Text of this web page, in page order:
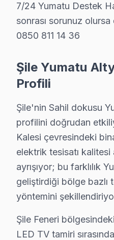
Şile Yumatu servis
Şile Yumatu uzman
Şile'de Yumatu teknik
Şile Yumatu servis ekibi
Fabrika Servis
Saha gözlemlerimiz —
Şile'deki Yumatu
Şile'de son
— %76 aynı gün teslim
— %16 2-3 gün içinde
Yumatu konusundaki
7/24 Yumatu Destek
sonrası sorunuz olursa
0850 811 14 36
Şile Yumatu
Profili
Şile'nin Sahil dokusu
profilini doğrudan
Kalesi çevresindeki
elektrik tesisatı kalitesi
ayrışıyor; bu farklılık
geliştirdiği bölge bazlı
yöntemini
Şile Feneri
LED TV tamiri